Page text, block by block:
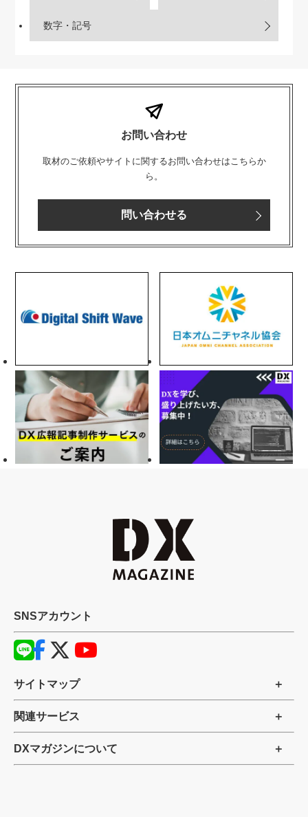
数字・記号
お問い合わせ
取材のご依頼やサイトに関するお問い合わせはこちらか
ら。
問い合わせる
SNSアカウント
サイトマップ
関連サービス
DXマガジンについて